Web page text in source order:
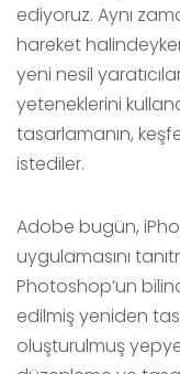
ediyoruz. Aynı
hareket
yeni nesil
yeteneklerini
tasarlamanın,
istediler.
Adobe bugün,
uygulamasını
Photoshop’un
edilmiş yeniden
oluşturulmuş